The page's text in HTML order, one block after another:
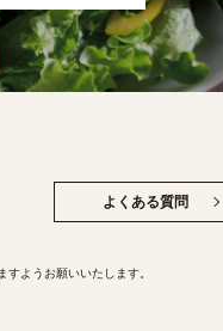
よくある質問
ようお願いいたします。